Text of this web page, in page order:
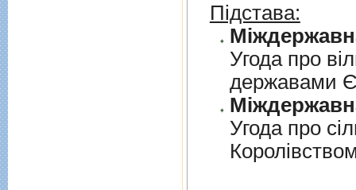
Підстава:
Угода про
державами
Угода про